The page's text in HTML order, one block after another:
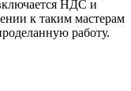
НДС и
к таким мастерам
работу.